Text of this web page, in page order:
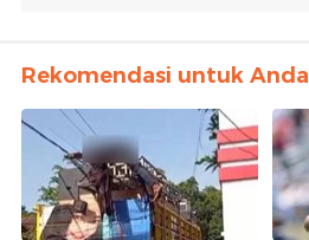
Rekomendasi untuk Anda